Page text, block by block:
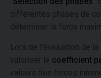
différentes phases de
déterminer la force
Lors de l'évaluation de
valoriser le coefficient
valeurs des forces